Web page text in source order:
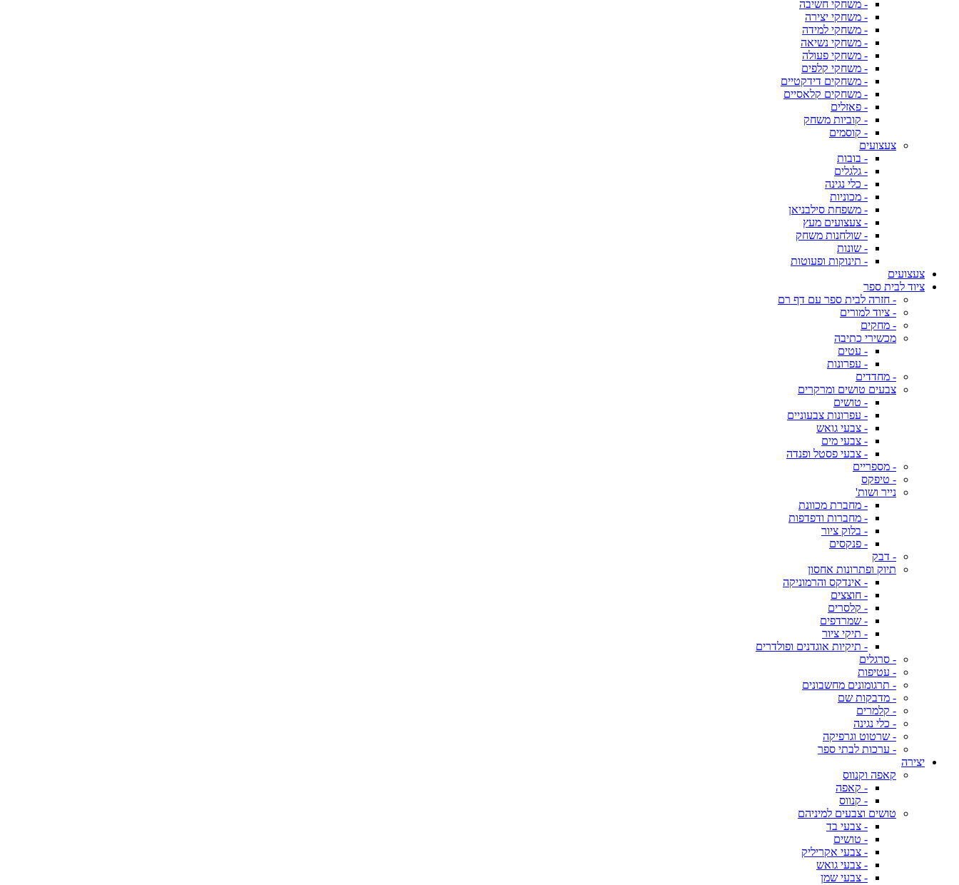
- משחקי חשיבה
- משחקי יצירה
- משחקי למידה
- משחקי נשיאה
- משחקי פעולה
- משחקי קלפים
- משחקים דידקטיים
- משחקים קלאסיים
- פאזלים
- קוביות משחק
- קוסמים
צעצועים
- בובות
- גלגלים
- כלי נגינה
- מכוניות
- משפחת סילבניאן
- צעצועים מעץ
- שולחנות משחק
- שונות
- תינוקות ופעוטות
צעצועים
ציוד לבית ספר
- חזרה לבית ספר עם דף רם
- ציוד למורים
- מחקים
מכשירי כתיבה
- עטים
- עפרונות
- מחדדים
צבעים טושים ומרקרים
- טושים
- עפרונות צבעוניים
- צבעי גואש
- צבעי מים
- צבעי פסטל ופנדה
- מספריים
- טיפקס
נייר ושות'
- מחברת מכוונת
- מחברות ודפדפות
- בלוק ציור
- פנקסים
- דבק
תיוק ופתרונות אחסון
- אינדקס והרמוניקה
- חוצצים
- קלסרים
- שמרדפים
- תיקי ציור
- תיקיות אוגדנים ופולדרים
- סרגלים
- עטיפות
- תרגומונים מחשבונים
- מדבקות שם
- קלמרים
- כלי נגינה
- שרטוט וגרפיקה
- ערכות לבתי ספר
יצירה
קאפה וקנווס
- קאפה
- קנווס
טושים וצבעים למיניהם
- צבעי בד
- טושים
- צבעי אקריליק
- צבעי גואש
- צבעי שמן